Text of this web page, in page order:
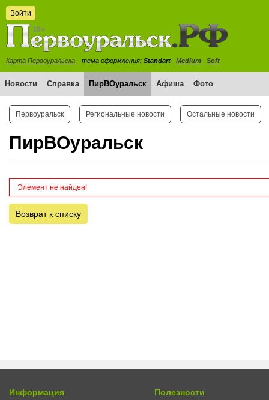
Войти
Карта Первоуральска тема оформления: Standart Medium Soft
Новости Справка ПирВОуральск Афиша Фото
Первоуральск Региональные новости Остальные новости
ПирВОуральск
Элемент не найден!
Возврат к списку
Информация Полезности